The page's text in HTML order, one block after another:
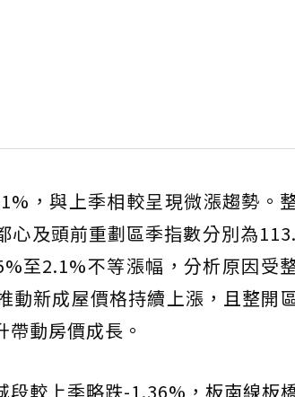
，與上季相較呈現微漲趨勢。
及頭前重劃區季指數分別為
至2.1%不等漲幅，分析原因受
動新成屋價格持續上漲，且整開
動房價成長。
較上季略跌-1.36%，板南線板